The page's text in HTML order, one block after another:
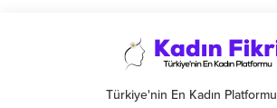
Türkiye'nin En Kadın Platformu